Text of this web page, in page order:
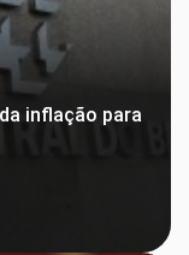
inflação para